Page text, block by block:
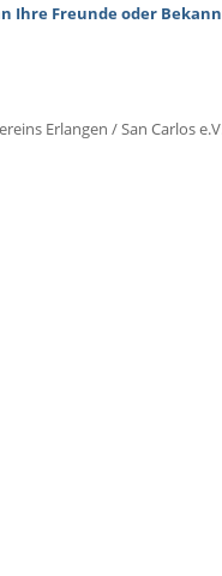
Ihre Freunde oder
Erlangen / San Carlos